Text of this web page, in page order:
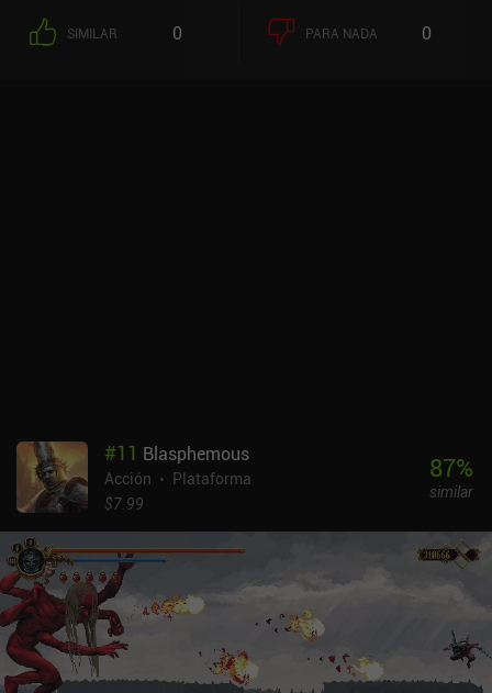
SIMILAR 0 PARA NADA 0
#11 Blasphemous
Acción
Plataforma
$7.99
87%
similar